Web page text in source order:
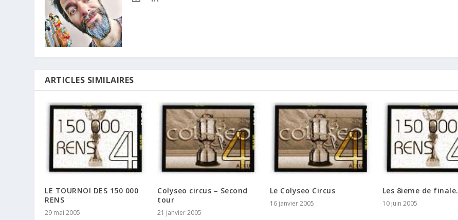
ARTICLES SIMILAIRES
LE TOURNOI DES 150 000
RENS
29 mai 2005
Colyseo circus – Second
tour
21 janvier 2005
Le Colyseo Circus
16 janvier 2005
Les 8ieme de finale.
10 juin 2005